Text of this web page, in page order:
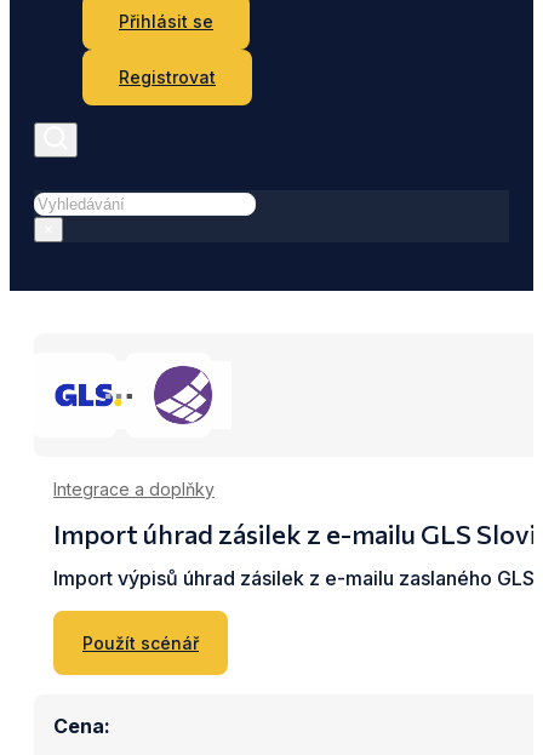
Přihlásit se
Registrovat
Hledat
Integrace a doplňky
Import úhrad zásilek z e-mailu GLS
Import výpisů úhrad zásilek z e-mailu zaslaného
Použít scénář
Cena: